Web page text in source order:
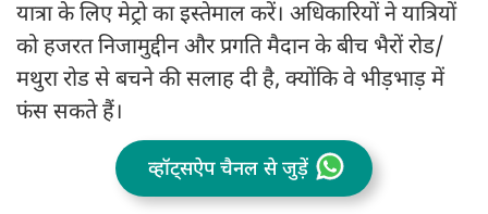
यात्रा के लिए मेट्रो का इस्तेमाल करें। अधिकारियों ने यात्रियों
को हजरत निजामुद्दीन और प्रगति मैदान के बीच भैरों रोड/
मथुरा रोड से बचने की सलाह दी है, क्योंकि वे भीड़भाड़ में
फंस सकते हैं।
व्हॉट्सऐप चैनल से जुड़ें